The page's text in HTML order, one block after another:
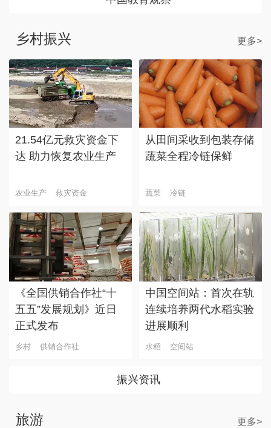
乡村振兴 更多>
21.54亿元救灾资金下
达 助力恢复农业生产
农业生产 救灾资金
从田间采收到包装存储
蔬菜全程冷链保鲜
蔬菜 冷链
《全国供销合作社“十
五五”发展规划》近日
正式发布
乡村 供销合作社
中国空间站：首次在轨
连续培养两代水稻实验
进展顺利
水稻 空间站
振兴资讯
旅游 更多>